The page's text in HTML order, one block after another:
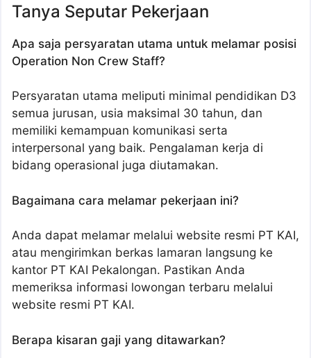
Tanya Seputar Pekerjaan
Apa saja persyaratan utama untuk melamar posisi
Operation Non Crew Staff?
Persyaratan utama meliputi minimal pendidikan D3
semua jurusan, usia maksimal 30 tahun, dan
memiliki kemampuan komunikasi serta
interpersonal yang baik. Pengalaman kerja di
bidang operasional juga diutamakan.
Bagaimana cara melamar pekerjaan ini?
Anda dapat melamar melalui website resmi PT KAI,
atau mengirimkan berkas lamaran langsung ke
kantor PT KAI Pekalongan. Pastikan Anda
memeriksa informasi lowongan terbaru melalui
website resmi PT KAI.
Berapa kisaran gaji yang ditawarkan?